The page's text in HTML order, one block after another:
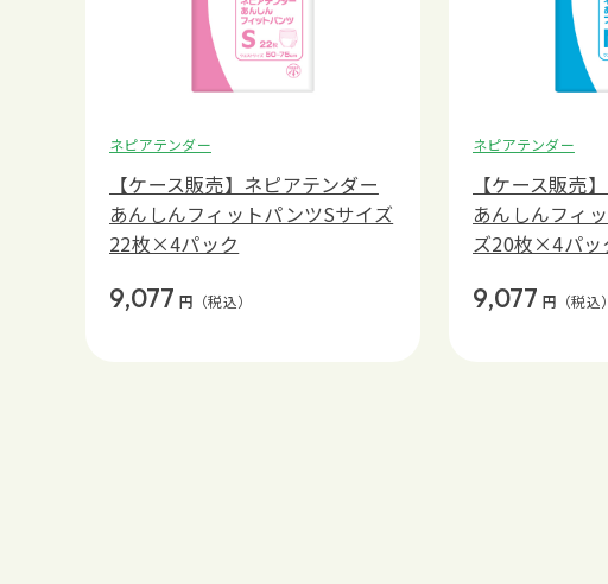
ネピアテンダー
【ケース販売】ネピアテンダー
あんしんフィットパンツSサイズ
22枚×4パック
9,077 円 （税込）
ネピアテンダー
【ケース販売
あんしんフィ
ズ20枚×4パッ
9,077 円 （税込）